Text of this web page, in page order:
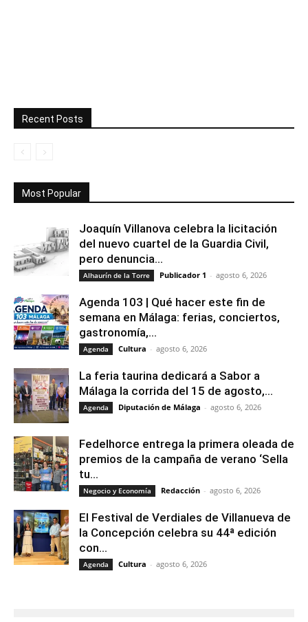
Recent Posts
Most Popular
Joaquín Villanova celebra la licitación
del nuevo cuartel de la Guardia Civil,
pero denuncia...
Alhaurín de la Torre Publicador 1 - agosto 6, 2026
Agenda 103 | Qué hacer este fin de
semana en Málaga: ferias, conciertos,
gastronomía,...
Agenda Cultura - agosto 6, 2026
La feria taurina dedicará a Sabor a
Málaga la corrida del 15 de agosto,...
Agenda Diputación de Málaga - agosto 6, 2026
Fedelhorce entrega la primera oleada de
premios de la campaña de verano ‘Sella
tu...
Negocio y Economía Redacción - agosto 6, 2026
El Festival de Verdiales de Villanueva de
la Concepción celebra su 44ª edición
con...
Agenda Cultura - agosto 6, 2026